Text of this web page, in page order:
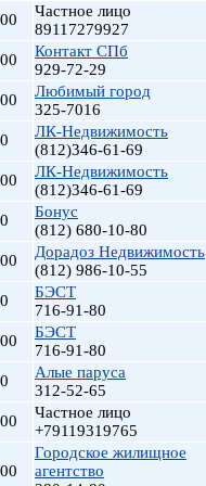
Частное лицо
89117279927
Контакт СПб
929-72-29
Любимый город
325-7016
ЛК-Недвижимость
(812)346-61-69
ЛК-Недвижимость
(812)346-61-69
Бонус
(812) 680-10-80
Дорадоз Недвижимость
(812) 986-10-55
БЭСТ
716-91-80
БЭСТ
716-91-80
Алые паруса
312-52-65
Частное лицо
+79119319765
Городское жилищное
агентство